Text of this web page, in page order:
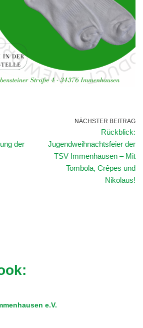
der
NÄCHSTER BEITRAG
Rückblick:
Jugendweihnachtsfeier der
TSV Immenhausen – Mit
Tombola, Crêpes und
Nikolaus!
e.V.